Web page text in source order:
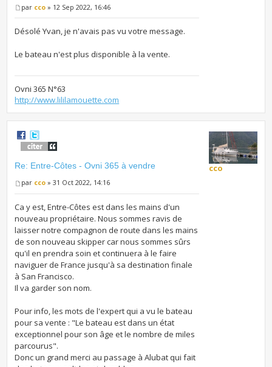
par cco » 12 Sep 2022, 16:46
Désolé Yvan, je n'avais pas vu votre message.
Le bateau n'est plus disponible à la vente.
Ovni 365 N°63
http://www.lililamouette.com
Re: Entre-Côtes - Ovni 365 à vendre
par cco » 31 Oct 2022, 14:16
Ca y est, Entre-Côtes est dans les mains d'un
nouveau propriétaire. Nous sommes ravis de
laisser notre compagnon de route dans les mains
de son nouveau skipper car nous sommes sûrs
qu'il en prendra soin et continuera à le faire
naviguer de France jusqu'à sa destination finale
à San Francisco.
Il va garder son nom.
Pour info, les mots de l'expert qui a vu le bateau
pour sa vente : "Le bateau est dans un état
exceptionnel pour son âge et le nombre de miles
parcourus".
Donc un grand merci au passage à Alubat qui fait
cco